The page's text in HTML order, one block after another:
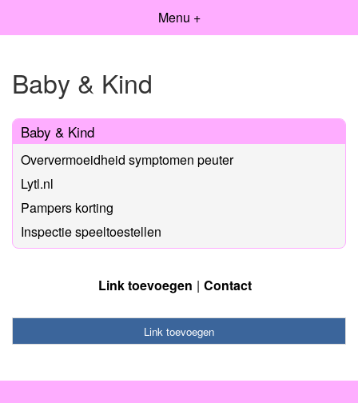
Menu +
Baby & Kind
Baby & Kind
Oververmoeidheid symptomen peuter
Lytl.nl
Pampers korting
Inspectie speeltoestellen
Link toevoegen Contact
Link toevoegen